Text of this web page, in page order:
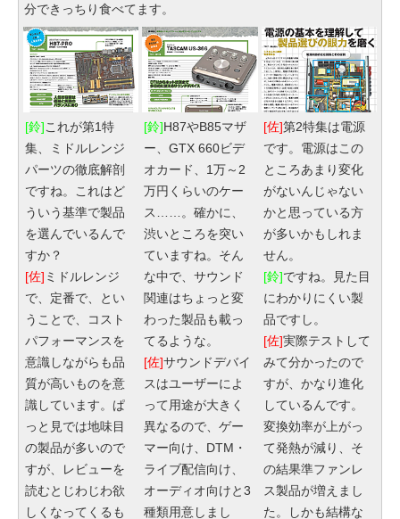
分できっちり食べてます。
[鈴]これが第1特
集、ミドルレンジ
パーツの徹底解剖
ですね。これはど
ういう基準で製品
を選んでいるんで
すか？
[佐] ミドルレンジ
で、定番で、とい
うことで、コスト
パフォーマンスを
意識しながらも品
質が高いものを意
識しています。ぱ
っと見では地味目
の製品が多いので
すが、レビューを
読むとじわじわ欲
しくなってくるも
[鈴]H87やB85マザ
ー、GTX 660ビデ
オカード、1万～2
万円くらいのケー
ス……。確かに、
渋いところを突い
ていますね。そん
な中で、サウンド
関連はちょっと変
わった製品も載っ
てるような。
[佐]サウンドデバイ
スはユーザーによ
って用途が大きく
異なるので、ゲー
マー向け、DTM・
ライブ配信向け、
オーディオ向けと3
種類用意しまし
[佐]第2特集は電源
です。電源はこの
ところあまり変化
がないんじゃない
かと思っている方
が多いかもしれま
せん。
[鈴]ですね。見た目
にわかりにくい製
品ですし。
[佐]実際テストして
みて分かったので
すが、かなり進化
しているんです。
変換効率が上がっ
て発熱が減り、そ
の結果準ファンレ
ス製品が増えまし
た。しかも結構な